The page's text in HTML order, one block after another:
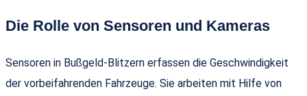
Die Rolle von Sensoren und Kameras
Sensoren in Bußgeld-Blitzern erfassen die Geschwindigkeit
der vorbeifahrenden Fahrzeuge. Sie arbeiten mit Hilfe von